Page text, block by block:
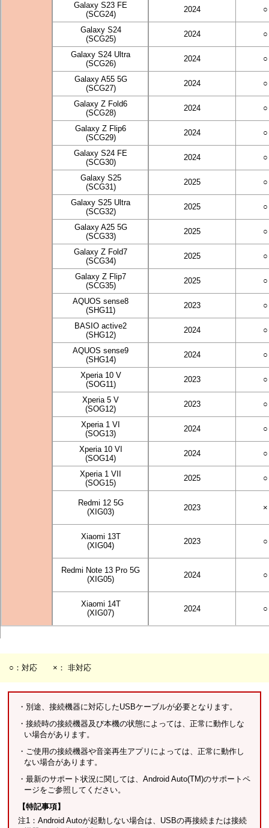
Galaxy S23 FE
(SCG24)
2024 ○
Galaxy S24
(SCG25)
2024 ○
Galaxy S24 Ultra
(SCG26)
2024 ○
Galaxy A55 5G
(SCG27)
2024 ○
Galaxy Z Fold6
(SCG28)
2024 ○
Galaxy Z Flip6
(SCG29)
2024 ○
Galaxy S24 FE
(SCG30)
2024 ○
Galaxy S25
(SCG31)
2025 ○
Galaxy S25 Ultra
(SCG32)
2025 ○
Galaxy A25 5G
(SCG33)
2025 ○
Galaxy Z Fold7
(SCG34)
2025 ○
Galaxy Z Flip7
(SCG35)
2025 ○
AQUOS sense8
(SHG11)
2023 ○
BASIO active2
(SHG12)
2024 ○
AQUOS sense9
(SHG14)
2024 ○
Xperia 10 V
(SOG11)
2023 ○
Xperia 5 V
(SOG12)
2023 ○
Xperia 1 VI
(SOG13)
2024 ○
Xperia 10 VI
(SOG14)
2024 ○
Xperia 1 VII
(SOG15)
2025 ○
Redmi 12 5G
(XIG03)
2023 ×
Xiaomi 13T
(XIG04)
2023 ○
Redmi Note 13 Pro 5G
(XIG05)
2024 ○
Xiaomi 14T
(XIG07)
2024 ○
○：対応 ×： 非対応
・別途、接続機器に対応したUSBケーブルが必要となります。
・接続時の接続機器及び本機の状態によっては、正常に動作しな
い場合があります。
・ご使用の接続機器や音楽再生アプリによっては、正常に動作し
ない場合があります。
・最新のサポート状況に関しては、Android Auto(TM)のサポートペ
ージをご参照してください。
【特記事項】
注1：Android Autoが起動しない場合は、USBの再接続または接続